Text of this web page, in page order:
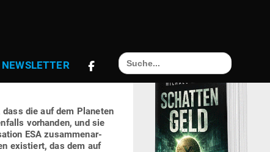
NEWS­LETTER
Search
for:
die auf dem Pla­neten
vorhanden, und sie
ESA zusam­men­ar­
exis­tiert, das dem auf